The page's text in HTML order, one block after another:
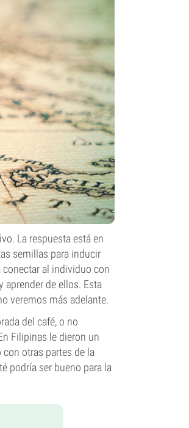
La respuesta está en
semillas para inducir
al individuo con
de ellos. Esta
veremos más adelante.
del café, o no
Filipinas le dieron un
otras partes de la
podría ser bueno para la